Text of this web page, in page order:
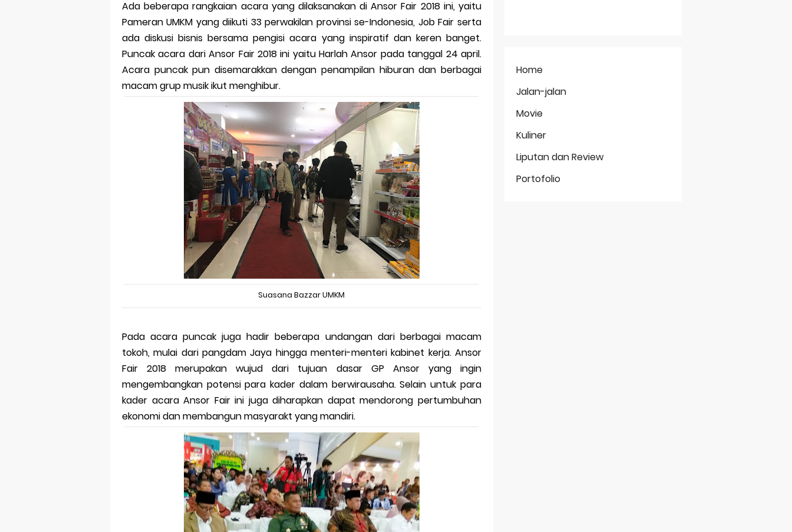
Ada beberapa rangkaian acara yang dilaksanakan di Ansor Fair 2018 ini, yaitu
Pameran UMKM yang diikuti 33 perwakilan provinsi se-Indonesia, Job Fair serta
ada diskusi bisnis bersama pengisi acara yang inspiratif dan keren banget.
Puncak acara dari Ansor Fair 2018 ini yaitu Harlah Ansor pada tanggal 24 april.
Acara puncak pun disemarakkan dengan penampilan hiburan dan berbagai
macam grup musik ikut menghibur.
Suasana Bazzar UMKM
Pada acara puncak juga hadir beberapa undangan dari berbagai macam
tokoh, mulai dari pangdam Jaya hingga menteri-menteri kabinet kerja. Ansor
Fair 2018 merupakan wujud dari tujuan dasar GP Ansor yang ingin
mengembangkan potensi para kader dalam berwirausaha. Selain untuk para
kader acara Ansor Fair ini juga diharapkan dapat mendorong pertumbuhan
ekonomi dan membangun masyarakt yang mandiri.
Home
Jalan-jalan
Movie
Kuliner
Liputan dan Review
Portofolio